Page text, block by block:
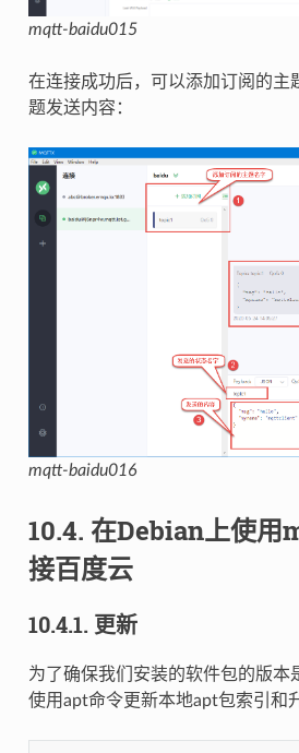
mqtt-baidu015
在连接成功后，可以添加订阅的主
题发送内容：
mqtt-baidu016
10.4. 在Debian上使
接百度云
10.4.1. 更新
为了确保我们安装的软件包的版本
使用apt命令更新本地apt包索引和